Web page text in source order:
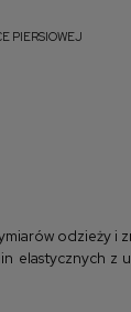
PIERSIOWEJ
odzieży i
elastycznych z